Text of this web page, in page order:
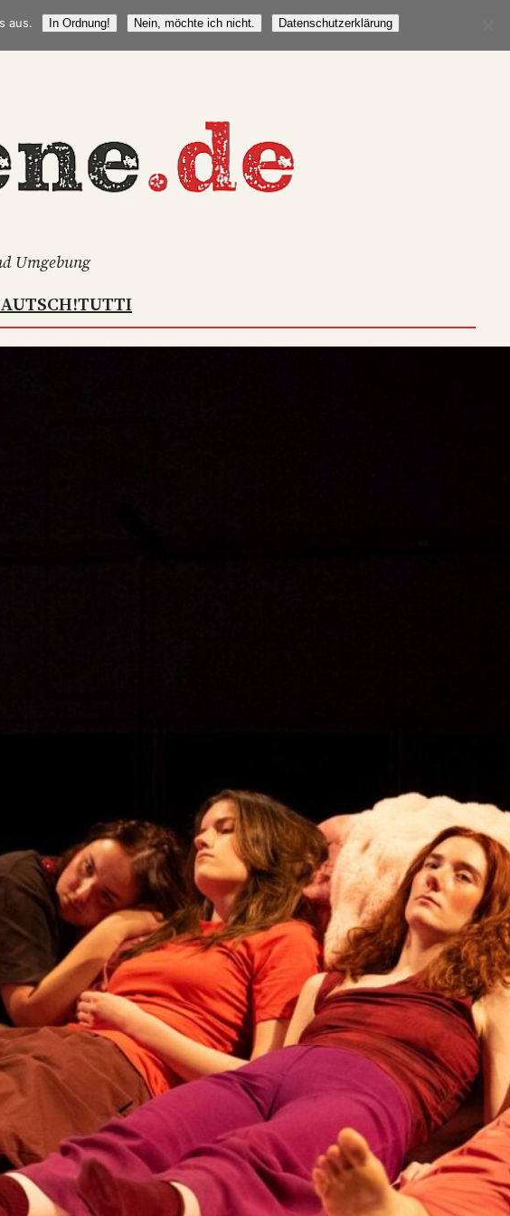
Umgebung
AUTSCH!TUTTI
aus. In Ordnung! Nein, möchte ich nicht. Datenschutzerklärung